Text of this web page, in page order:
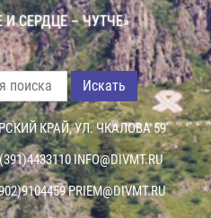
СЕРДЦЕ – ЧУТЧЕ»
Искать
КРАЙ, УЛ. ЧКАЛОВА 59
INFO@DIVMT.RU
PRIEM@DIVMT.RU